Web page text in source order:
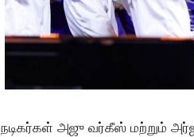
நடிகர்கள் அஜு வர்கீஸ் மற்றும்